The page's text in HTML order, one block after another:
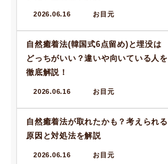
2026.06.16 お目元
自然癒着法(韓国式6点留め)と埋没は
どっちがいい？違いや向いている人を
徹底解説！
2026.06.16 お目元
自然癒着法が取れたかも？考えられる
原因と対処法を解説
2026.06.16 お目元